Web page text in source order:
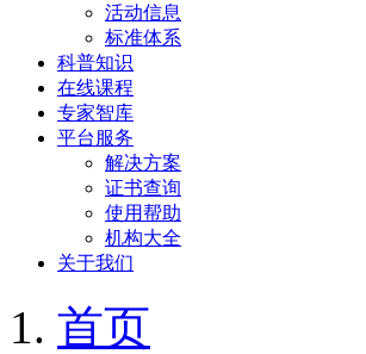
活动信息
标准体系
科普知识
在线课程
专家智库
平台服务
解决方案
证书查询
使用帮助
机构大全
关于我们
首页